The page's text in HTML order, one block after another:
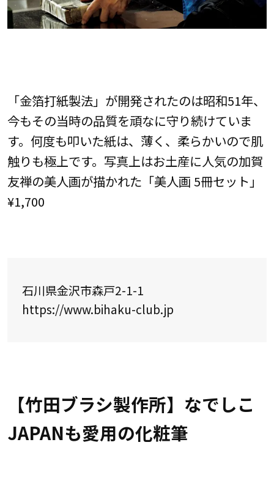
「金箔打紙製法」が開発されたのは昭和51年、
今もその当時の品質を頑なに守り続けていま
す。何度も叩いた紙は、薄く、柔らかいので肌
触りも極上です。写真上はお土産に人気の加賀
友禅の美人画が描かれた「美人画 5冊セット」
¥1,700
石川県金沢市森戸2-1-1
https://www.bihaku-club.jp
【竹田ブラシ製作所】なでしこ
JAPANも愛用の化粧筆